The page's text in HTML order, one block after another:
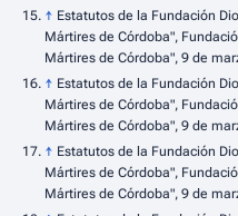
↑ Estatutos de la Fundación
Mártires de Córdoba",
Mártires de Córdoba", 9 de
↑ Estatutos de la Fundación
Mártires de Córdoba",
Mártires de Córdoba", 9 de
↑ Estatutos de la Fundación
Mártires de Córdoba",
Mártires de Córdoba", 9 de